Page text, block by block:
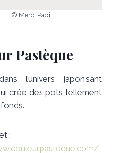
© Merci Papi
Pastèque
l’univers japonisant
crée des pots tellement
: